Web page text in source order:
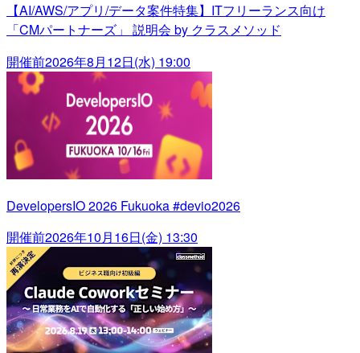
【AI/AWS/アプリ/データ案件特集】ITフリーランス向け
「CMパートナーズ」 説明会 by クラスメソッド
開催前2026年8月12日(水) 19:00
DevelopersIO 2026 Fukuoka #devio2026
開催前2026年10月16日(金) 13:30